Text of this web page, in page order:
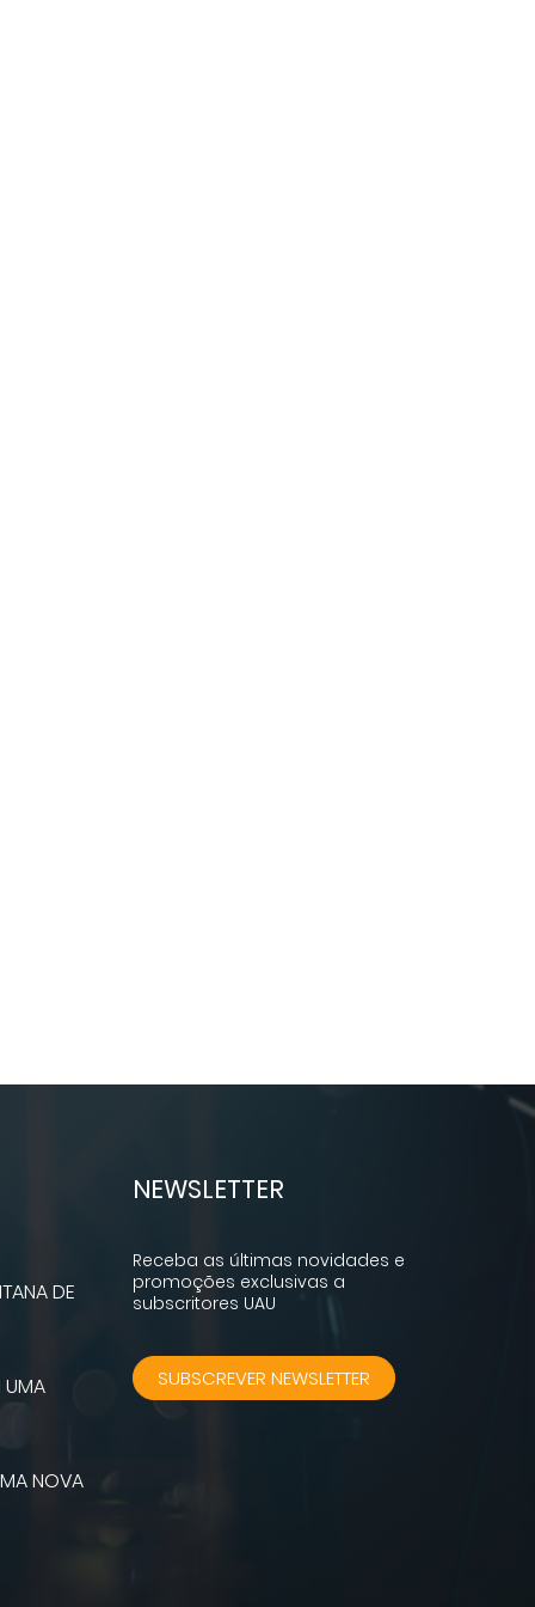
DE
UMA
NOVA
NEWSLETTER
Receba as últimas novidades e
promoções exclusivas a
subscritores UAU
SUBSCREVER NEWSLETTER